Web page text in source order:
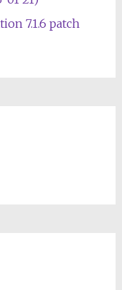
7.1.6 patch